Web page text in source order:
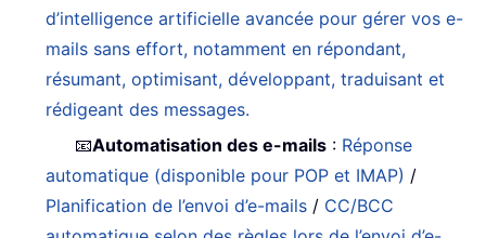
d’intelligence artificielle avancée pour gérer vos e-
mails sans effort, notamment en répondant,
résumant, optimisant, développant, traduisant et
rédigeant des messages.
📧Automatisation des e-mails : Réponse
automatique (disponible pour POP et IMAP) /
Planification de l’envoi d’e-mails / CC/BCC